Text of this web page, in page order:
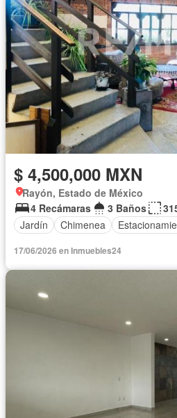
$ 4,500,000 MXN
Rayón, Estado de México
4 Recámaras
3 Baños
Jardín
Chimenea
17/06/2026 en Inmuebles24